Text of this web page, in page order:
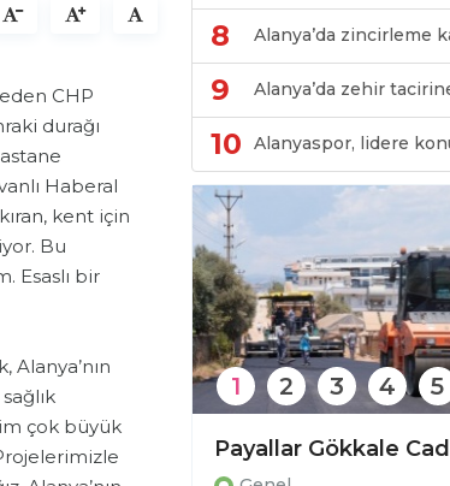
CHP
durağı
Haberal
kent için
Bu
Esaslı bir
çok büyük
8 Alanya’da zincirleme
9 Alanya’da zehir
10 Alanyaspor, lidere
1 2 3 4 5